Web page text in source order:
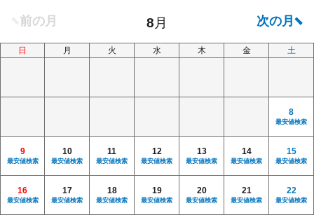
日 月 火 水 木 金 土
8
最安値検索
9
最安値検索
10
最安値検索
11
最安値検索
12
最安値検索
13
最安値検索
14
最安値検索
15
最安値検索
16
最安値検索
17
最安値検索
18
最安値検索
19
最安値検索
20
最安値検索
21
最安値検索
22
最安値検索